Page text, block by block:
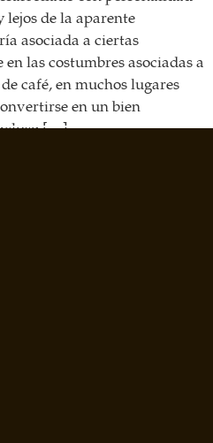
lejos de la aparente
asociada a ciertas
las costumbres asociadas a
café, en muchos lugares
en un bien
[…]